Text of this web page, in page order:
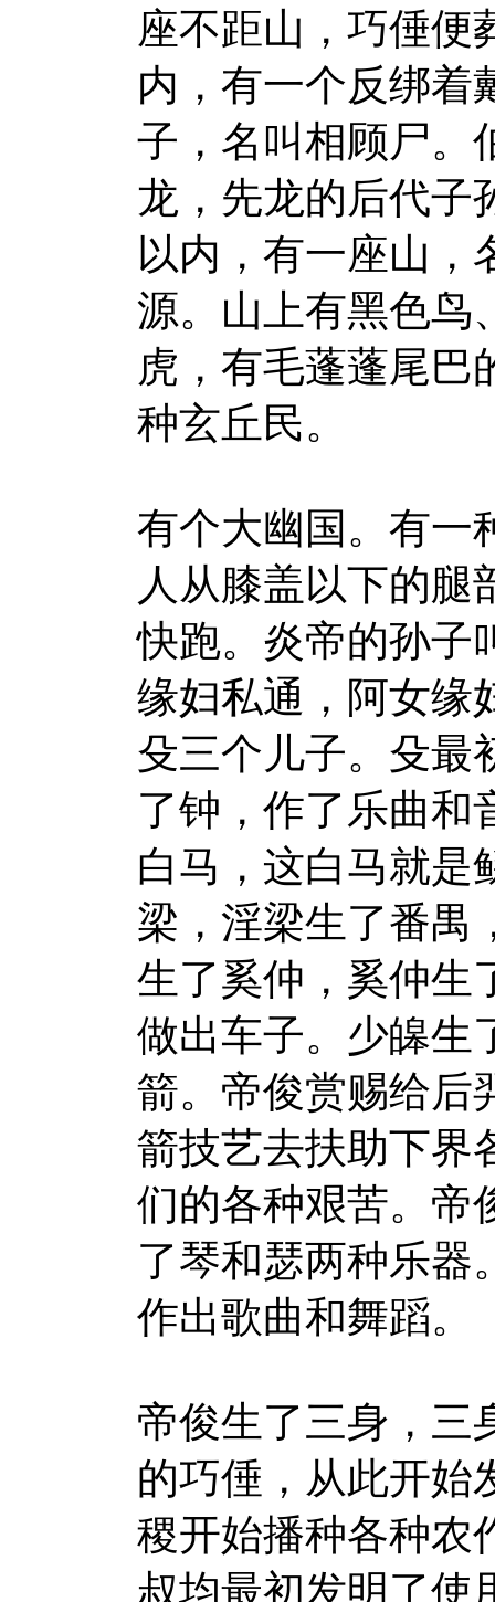
座不距山，巧倕便
内，有一个反绑着
子，名叫相顾尸。
龙，先龙的后代子
以内，有一座山，
源。山上有黑色鸟
虎，有毛蓬蓬尾巴
种玄丘民。
有个大幽国。有一
人从膝盖以下的腿
快跑。炎帝的孙子
缘妇私通，阿女缘
殳三个儿子。殳最
了钟，作了乐曲和
白马，这白马就是
梁，淫梁生了番禺
生了奚仲，奚仲生
做出车子。少皞生
箭。帝俊赏赐给后
箭技艺去扶助下界
们的各种艰苦。帝
了琴和瑟两种乐器
作出歌曲和舞蹈。
帝俊生了三身，三
的巧倕，从此开始
稷开始播种各种农
叔均最初发明了使